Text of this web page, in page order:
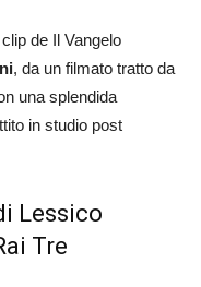
de Il Vangelo
, da un filmato tratto da
una splendida
in studio post
Lessico
Tre